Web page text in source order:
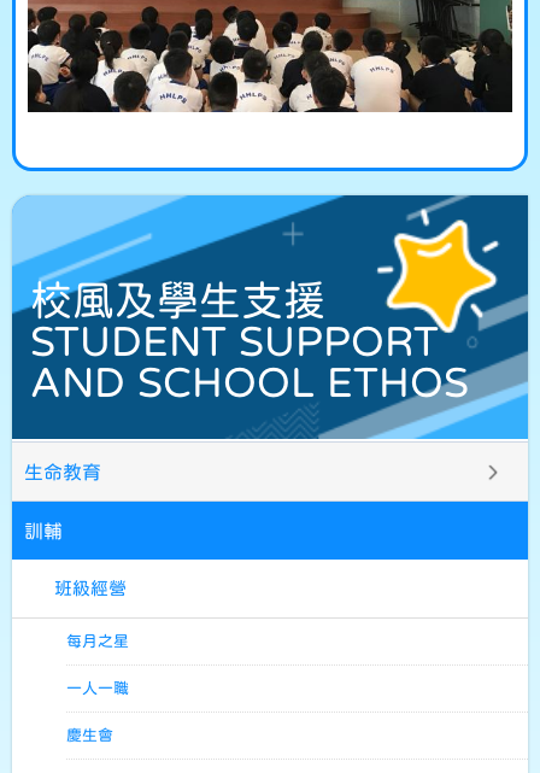
校風及學生支援
STUDENT SUPPORT
AND SCHOOL ETHOS
生命教育
訓輔
班級經營
每月之星
一人一職
慶生會